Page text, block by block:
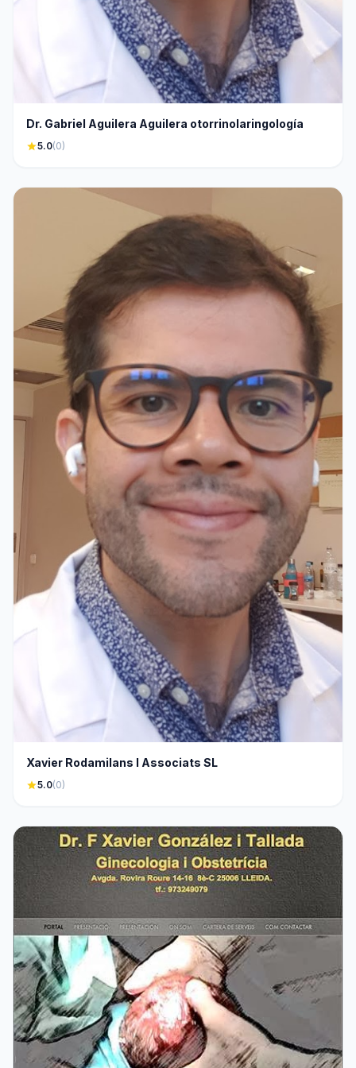
Dr. Gabriel Aguilera Aguilera otorrinolaringología
star5.0(0)
Xavier Rodamilans I Associats SL
star5.0(0)